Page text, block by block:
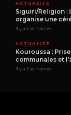
ACTUALITÉ
Siguiri/Religion :
organise une
Il y a 2 semaines
ACTUALITÉ
Kouroussa :
communales et
Il y a 2 semaines